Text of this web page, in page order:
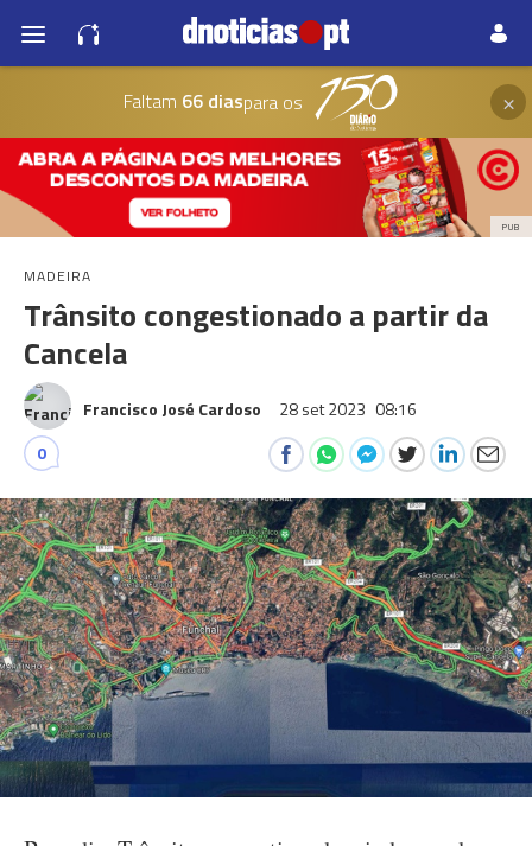
Faltam 66 diaspara os ×
PUB
MADEIRA
Trânsito congestionado a partir da
Cancela
Francisco José Cardoso 28 set 2023 08:16
0